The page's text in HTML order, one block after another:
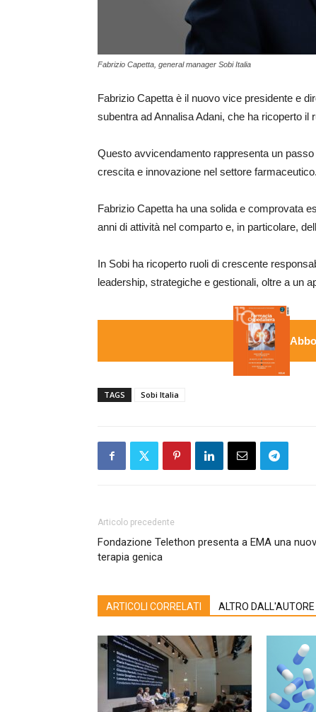
Fabrizio Capetta, general manager Sobi Italia
Fabrizio Capetta è il nuovo vice presidente e
subentra ad Annalisa Adani, che ha ricoperto il
Questo avvicendamento rappresenta un
crescita e innovazione nel settore farmaceutico.
Fabrizio Capetta ha una solida e comprovata
anni di attività nel comparto e, in particolare,
In Sobi ha ricoperto ruoli di crescente
leadership, strategiche e gestionali, oltre a un
TAGS Sobi Italia
Articolo precedente
Fondazione Telethon presenta a EMA una
terapia genica
ARTICOLI CORRELATI ALTRO DALL'AUTORE